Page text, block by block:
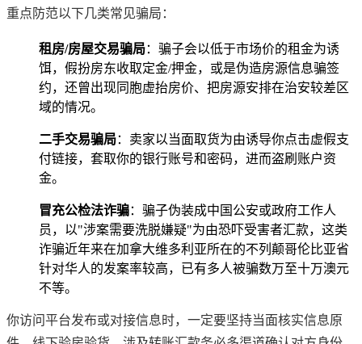
重点防范以下几类常见骗局：
租房/房屋交易骗局‌：骗子会以低于市场价的租金为诱
饵，假扮房东收取定金/押金，或是伪造房源信息骗签
约，还曾出现同胞虚抬房价、把房源安排在治安较差区
域的情况。
二手交易骗局‌：卖家以当面取货为由诱导你点击虚假支
付链接，套取你的银行账号和密码，进而盗刷账户资
金。
冒充公检法诈骗‌：骗子伪装成中国公安或政府工作人
员，以"涉案需要洗脱嫌疑"为由恐吓受害者汇款，这类
诈骗近年来在加拿大维多利亚所在的不列颠哥伦比亚省
针对华人的发案率较高，已有多人被骗数万至十万澳元
不等。
你访问平台发布或对接信息时，一定要坚持当面核实信息原